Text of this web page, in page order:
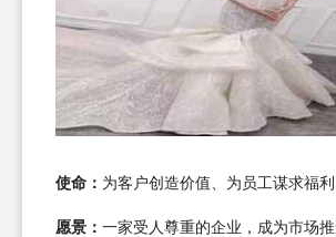
使命： 为客户创造价值、为员工谋求福利
愿景： 一家受人尊重的企业，成为市场推